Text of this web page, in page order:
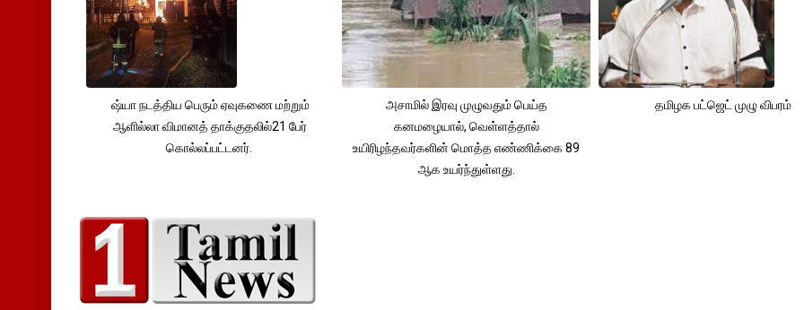
ஷ்யா நடத்திய பெரும் ஏவுகணை மற்றும்
ஆளில்லா விமானத் தாக்குதலில்21 பேர்
கொல்லப்பட்டனர்.
அசாமில் இரவு முழுவதும் பெய்த
கனமழையால், வெள்ளத்தால்
உயிரிழந்தவர்களின் மொத்த எண்ணிக்கை 89
ஆக உயர்ந்துள்ளது.
தமிழக பட்ஜெட் முழு விபரம்